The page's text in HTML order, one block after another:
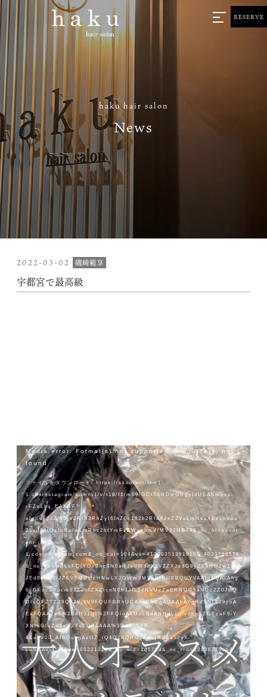
haku hair salon
News
RESERVE
2022-03-02 磯崎範享
宇都宮で最高級
画
プ
レ
ー
ヤ
ー
Media error: Format(s) not supported or source(s) not
found
ファイルをダウンロード: https://scontent-itm1-
1.cdninstagram.com/o1/v/t16/f1/m69/GCl5XRDwGUgyIdUEAKmpsp-
rFZoLbq_EAAAF?
efg=eyJ2ZW5jb2RlX3RhZyI6InZ0c192b2RfdXJsZ2VuLmNsaXBzLnVua
25vd24tQzIuNzIwLmRhc2hfYmFzZWxpbmVfMV92MSJ9&_nc_ht=scont
ent-itm1-
1.cdninstagram.com&_nc_cat=104&vs=413003513919105_4033753570
&_nc_vs=HBksFQIYOnBhc3N0aHJvdWdoX2V2ZXJzdG9yZS9HQ2w1WF
JEd0dVZ3lJZFVFQUttcHNwLXJGWm9MYnFfRUFBQUYVAALIAQAVAhg
6cGFzc3Rocm91Z2hfZXZlcnN0b3JlL0dNVUxZeERRUG5aNDc2Z0JBQ
UIxOFZTZ29Qb2VicV9FQUFBRhUCAsgBACgAGAAbAYgHdXNlX29pbA
ExFQAAJvS%2B4ff31NI%2FFQIoAkMzLBdANHdLxqfvnhgSZGFzaF9iY
XNlbGluZV8xX3YxEQB1AAA%3D&ccb=9-
4&oh=00_AfBOubgAztlZ_iQ4O1KQRO_LawjNBea52uX-
LuNZAVi4UA&oe=66221228&_nc_sid=1d576d&_nc_rid=b3036770eb&_
=1